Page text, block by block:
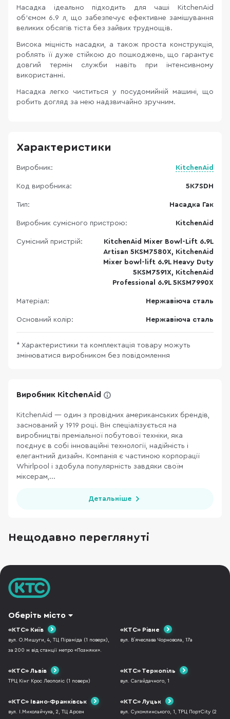
Насадка ідеально підходить для чаші KitchenAid
об'ємом 6.9 л, що забезпечує ефективне замішування
великих обсягів тіста без зайвих труднощів.
Висока міцність насадки, а також проста конструкція,
роблять її дуже стійкою до пошкоджень, що гарантує
довгий термін служби навіть при інтенсивному
використанні.
Насадка легко чиститься у посудомийній машині, що
робить догляд за нею надзвичайно зручним.
Характеристики
Виробник: KitchenAid
Код виробника: 5K7SDH
Тип: Насадка Гак
Виробник сумісного пристрою: KitchenAid
Сумісний пристрій:
KitchenAid Mixer Bowl-Lift 6.9L
Artisan 5KSM7580X, KitchenAid
Mixer bowl-lift 6.9L Heavy Duty
5KSM7591X, KitchenAid
Professional 6.9L 5KSM7990X
Матеріал: Нержавіюча сталь
Основний колір: Нержавіюча сталь
* Характеристики та комплектація товару можуть
змінюватися виробником без повідомлення
Виробник KitchenAid
KitchenAid — один з провідних американських брендів,
заснований у 1919 році. Він спеціалізується на
виробництві преміальної побутової техніки, яка
поєднує в собі інноваційні технології, надійність і
елегантний дизайн. Компанія є частиною корпорації
Whirlpool і здобула популярність завдяки своїм
міксерам,...
Детальніше
Нещодавно переглянуті
Оберіть місто
«КТС» Київ
вул. О.Мишуги, 4, ТЦ Піраміда (1 поверх),
за 200 м від станції метро «Позняки».
«КТС» Рівне
вул. В`ячеслава Чорновола, 17а
«КТС» Львів
ТРЦ Кінг Крос Леополіс (1 поверх)
«КТС» Тернопіль
вул. Сагайдачного, 1
«КТС» Івано-Франківськ
вул. І.Миколайчука, 2, ТЦ Арсен
«КТС» Луцьк
вул. Сухомлинського, 1, ТРЦ ПортCity (2